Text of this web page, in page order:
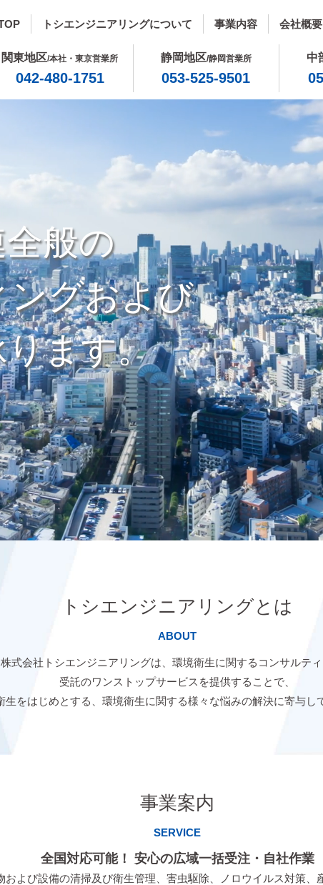
トシエンジニアリングについて 事業内容 会社概要
関東地区/本社・東京営業所
042-480-1751
静岡地区/静岡営業所
053-525-9501
中
般の
グおよび
ます。
トシエンジニアリングとは
ABOUT
株式会社トシエンジニアリングは、 環境衛生に関するコンサルテ
受託のワンストップサービスを提供することで、
生をはじめとする、環境衛生に関する様々な悩みの解決に寄与し
事業案内
SERVICE
全国対応可能！ 安心の広域一括受注・自社作業
および設備の清掃及び衛生管理、害虫駆除、ノロウイルス対策、